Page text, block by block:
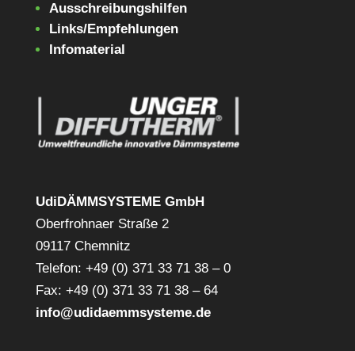
Ausschreibungshilfen
Links/Empfehlungen
Infomaterial
UdiDÄMMSYSTEME GmbH
Oberfrohnaer Straße 2
09117 Chemnitz
Telefon: +49 (0) 371 33 71 38 – 0
Fax: +49 (0) 371 33 71 38 – 64
info@udidaemmsysteme.de